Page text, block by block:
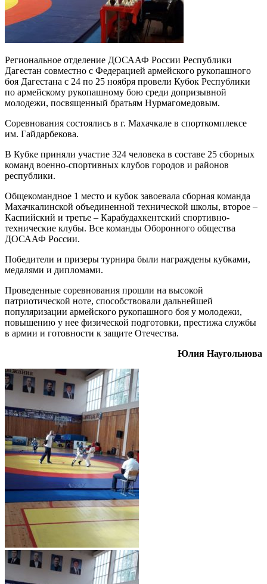
Региональное отделение ДОСААФ России Республики
Дагестан совместно с Федерацией армейского рукопашного
боя Дагестана с 24 по 25 ноября провели Кубок Республики
по армейскому рукопашному бою среди допризывной
молодежи, посвященный братьям Нурмагомедовым.
Соревнования состоялись в г. Махачкале в спорткомплексе
им. Гайдарбекова.
В Кубке приняли участие 324 человека в составе 25 сборных
команд военно-спортивных клубов городов и районов
республики.
Общекомандное 1 место и кубок завоевала сборная команда
Махачкалинской объединенной технической школы, второе –
Каспийский и третье – Карабудахкентский спортивно-
технические клубы. Все команды Оборонного общества
ДОСААФ России.
Победители и призеры турнира были награждены кубками,
медалями и дипломами.
Проведенные соревнования прошли на высокой
патриотической ноте, способствовали дальнейшей
популяризации армейского рукопашного боя у молодежи,
повышению у нее физической подготовки, престижа службы
в армии и готовности к защите Отечества.
Юлия Наугольнова